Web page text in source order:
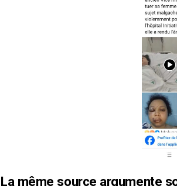
La même source argumente